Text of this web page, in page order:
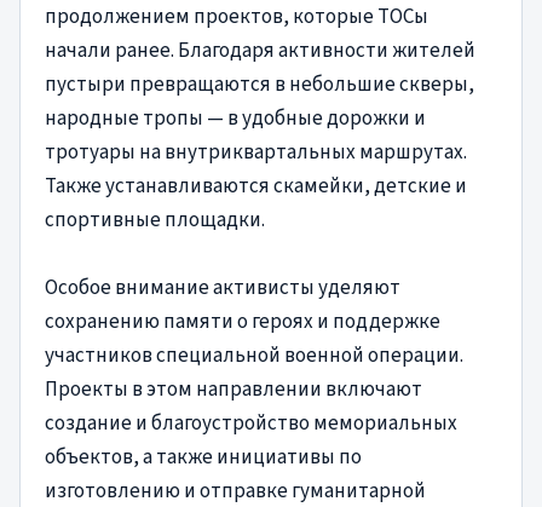
продолжением проектов, которые ТОСы
начали ранее. Благодаря активности жителей
пустыри превращаются в небольшие скверы,
народные тропы — в удобные дорожки и
тротуары на внутриквартальных маршрутах.
Также устанавливаются скамейки, детские и
спортивные площадки.
Особое внимание активисты уделяют
сохранению памяти о героях и поддержке
участников специальной военной операции.
Проекты в этом направлении включают
создание и благоустройство мемориальных
объектов, а также инициативы по
изготовлению и отправке гуманитарной